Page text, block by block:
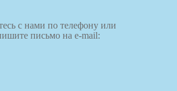
с нами по телефону или
письмо на e-mail: